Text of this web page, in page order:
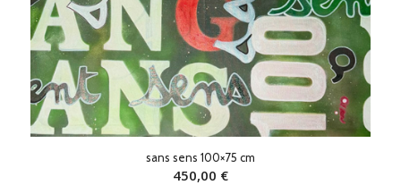
sans sens 100×75 cm
450,00 €